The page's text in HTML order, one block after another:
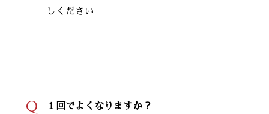
しください
Q １回でよくなりますか？